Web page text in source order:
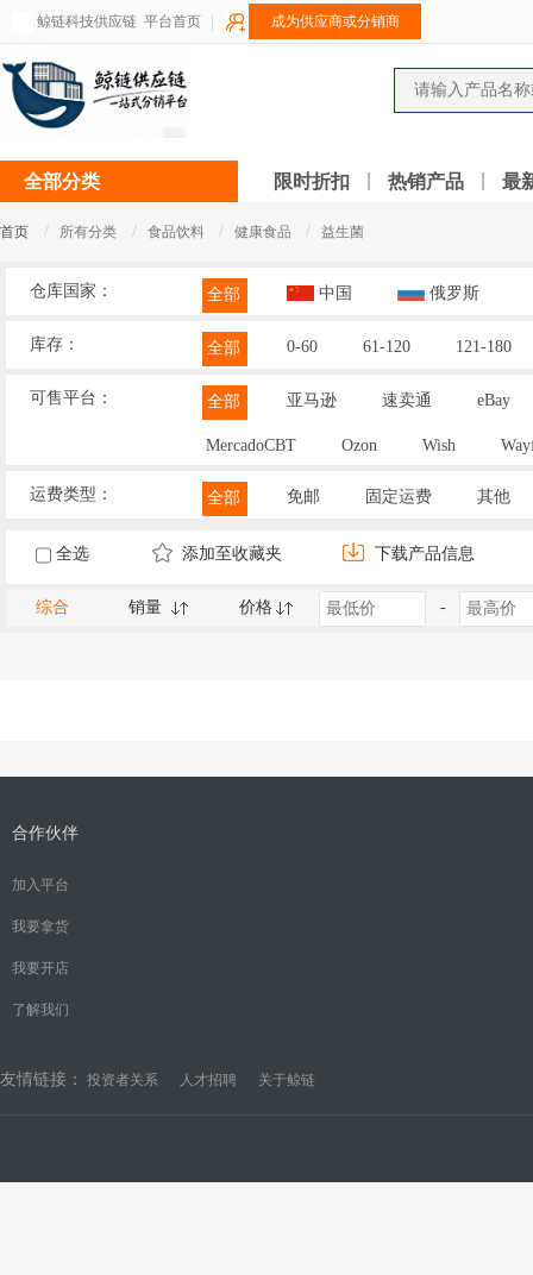
鲸链科技供应链 平台首页 成为供应商或分销商
全部分类 限时折扣 热销产品 最
首页 / 所有分类 / 食品饮料 / 健康食品 / 益生菌
仓库国家： 全部 中国 俄罗斯
库存： 全部 0-60 61-120 121-180
可售平台： 全部 亚马逊 速卖通 eBay
MercadoCBT Ozon Wish
运费类型： 全部 免邮 固定运费 其他
全选 添加至收藏夹 下载产品信息
综合 销量 价格 -
合作伙伴
加入平台
我要拿货
我要开店
了解我们
友情链接： 投资者关系 人才招聘 关于鲸链